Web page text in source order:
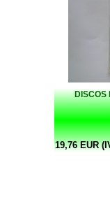
DISCOS
19,76 EUR